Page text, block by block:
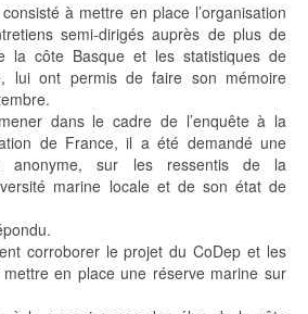
à mettre en place l’organisation
semi-dirigés auprès de plus de
la côte Basque et les statistiques de
lui ont permis de faire son mémoire
dans le cadre de l’enquête à la
de France, il a été demandé une
anonyme, sur les ressentis de la
marine locale et de son état de
corroborer le projet du CoDep et les
en place une réserve marine sur